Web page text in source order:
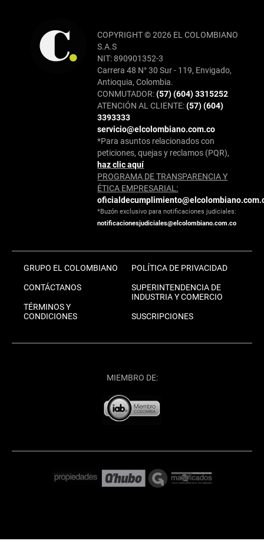
COPYRIGHT © 2026 EL COLOMBIANO
S.A.S
NIT: 890901352-3
Carrera 48 N° 30 Sur - 119, Envigado,
Antioquia, Colombia.
CONMUTADOR:(57) (604) 3315252
ATENCIÓN AL CLIENTE:(57) (604)
3393333
servicio@elcolombiano.com.co
*Para asuntos relacionados con
peticiones, quejas y reclamos (PQR),
haz clic aquí
PROGRAMA DE TRANSPARENCIA Y
ÉTICA EMPRESARIAL:
*Buzón exclusivo para notificaciones judiciales:
notificacionesjudiciales@elcolombiano.com.co
GRUPO EL COLOMBIANO
CONTÁCTANOS
TÉRMINOS Y
CONDICIONES
POLÍTICA DE PRIVACIDAD
SUPERINTENDENCIA DE
INDUSTRIA Y COMERCIO
SUSCRIPCIONES
MIEMBRO DE: